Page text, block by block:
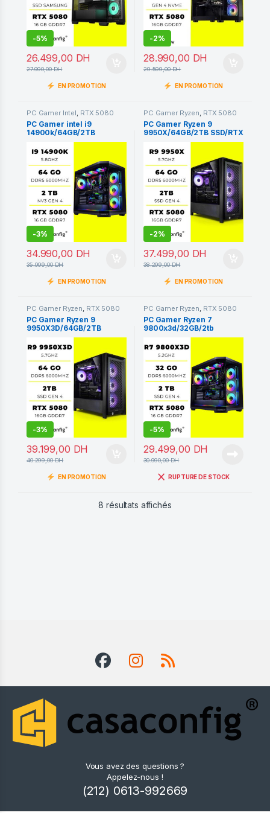
-5%
26.499,00 DH
27.990,00DH
EN PROMOTION
-2%
28.990,00 DH
29.599,00DH
EN PROMOTION
PC Gamer Intel, RTX 5080
16GB
PC Gamer intel i9
14900k/64GB/2TB
SSD/RTX 5080 16GO
-3%
34.990,00 DH
35.999,00DH
EN PROMOTION
PC Gamer Ryzen, RTX 5080
16GB
PC Gamer Ryzen 9
9950X/64GB/2TB SSD/RTX
-2%
37.499,00 DH
38.299,00DH
EN PROMOTION
PC Gamer Ryzen RTX 5080
PC Gamer Ryzen 9
9950X3D/64GB/2TB
SSD/RTX 5080 16GO
-3%
39.199,00 DH
40.299,00DH
EN PROMOTION
PC Gamer Ryzen RTX 5080
PC Gamer Ryzen 7
9800x3d/32GB/2tb
ssd/RTX 5080 16GO
-5%
29.499,00 DH
30.990,00DH
RUPTURE DE STOCK
8 résultats affichésTrié du plus récent au
Vous avez des questions ?
Appelez-nous !
(212) 0613-992669